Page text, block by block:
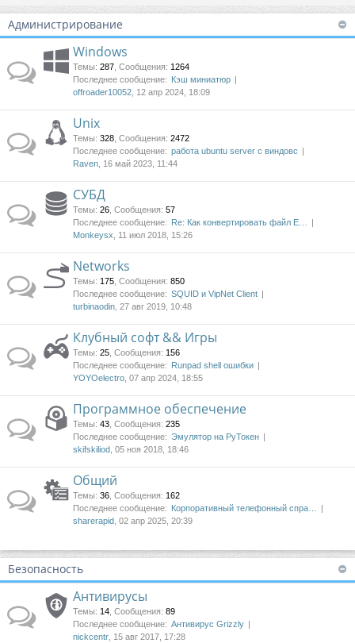
лк
и
ы тр
ац
Администрирование
Windows
Темы: 287 Сообщения: 1264
Последнее сообщение: Кэш миниатюр
offroader10052 , 12 апр 2024, 18:09
Unix
Темы: 328 Сообщения: 2472
Последнее сообщение: работа ubuntu server с виндовс
Raven , 16 май 2023, 11:44
СУБД
Темы: 26 Сообщения: 57
Последнее сообщение: Re: Как конвертировать файл E…
Monkeysx , 11 июл 2018, 15:26
Networks
Темы: 175 Сообщения: 850
Последнее сообщение: SQUID и VipNet Client
turbinaodin , 27 авг 2019, 10:48
Клубный софт && Игры
Темы: 25 Сообщения: 156
Последнее сообщение: Runpad shell ошибки
YOYOelectro , 07 апр 2024, 18:55
Программное обеспечение
Темы: 43 Сообщения: 235
Последнее сообщение: Эмулятор на РуТокен
skifskiliod , 05 ноя 2018, 18:46
Общий
Темы: 36 Сообщения: 162
Последнее сообщение: Корпоративный телефонный спра…
sharerapid , 02 апр 2025, 20:39
Безопасность
Антивирусы
Темы: 14 Сообщения: 89
Последнее сообщение: Антивирус Grizzly
nickcentr , 15 авг 2017, 17:28